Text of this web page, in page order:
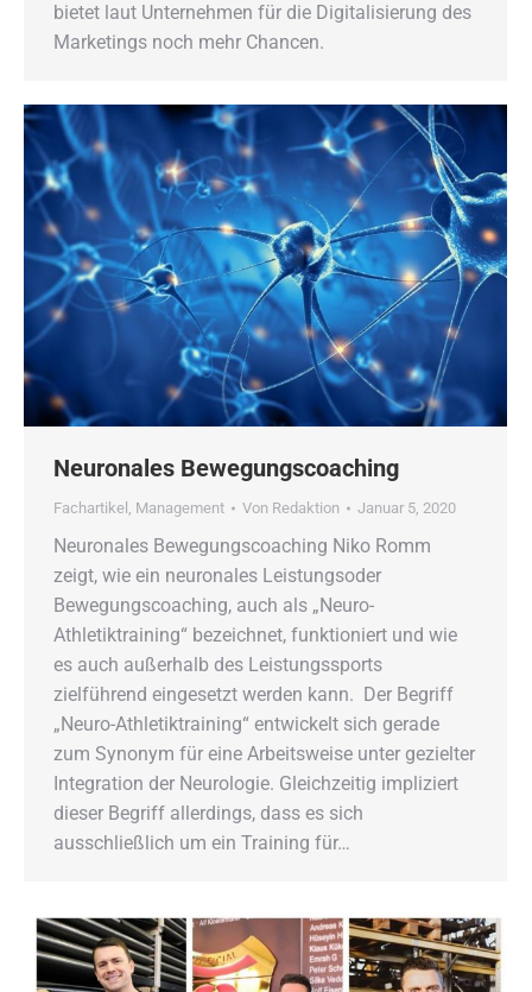
bietet laut Unternehmen für die Digitalisierung des
Marketings noch mehr Chancen.
Neuronales Bewegungscoaching
Fachartikel , Management Von Redaktion Januar 5, 2020
Neuronales Bewegungscoaching Niko Romm
zeigt, wie ein neuronales Leistungsoder
Bewegungscoaching, auch als „Neuro-
Athletiktraining“ bezeichnet, funktioniert und wie
es auch außerhalb des Leistungssports
zielführend eingesetzt werden kann. Der Begriff
„Neuro-Athletiktraining“ entwickelt sich gerade
zum Synonym für eine Arbeitsweise unter gezielter
Integration der Neurologie. Gleichzeitig impliziert
dieser Begriff allerdings, dass es sich
ausschließlich um ein Training für…